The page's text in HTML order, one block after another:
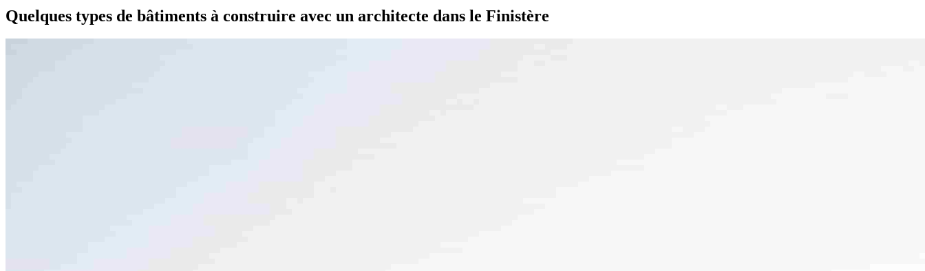
Quelques types de bâtiments à construire avec un architecte dans le Finistère